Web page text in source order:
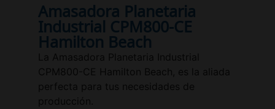
Amasadora Planetaria
Industrial CPM800-CE
Hamilton Beach
La Amasadora Planetaria Industrial
CPM800-CE Hamilton Beach, es la aliada
perfecta para tus necesidades de
producción.